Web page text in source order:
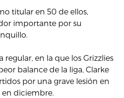
titular en 50 de ellos,
importante por su
en la que los Grizzlies
balance de la liga, Clarke
por una grave lesión en
diciembre.